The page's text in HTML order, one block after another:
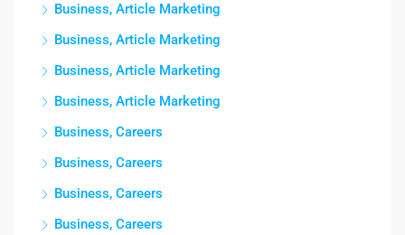
Business, Article Marketing
Business, Article Marketing
Business, Article Marketing
Business, Article Marketing
Business, Careers
Business, Careers
Business, Careers
Business, Careers